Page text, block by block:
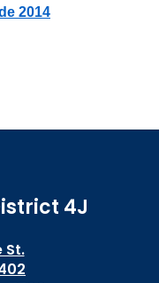
2014
4J
St.